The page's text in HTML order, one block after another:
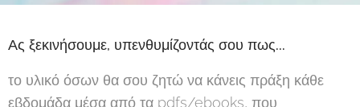
Ας ξεκινήσουμε, υπενθυμίζοντάς σου πως...
το υλικό όσων θα σου ζητώ να κάνεις πράξη κάθε
εβδομάδα μέσα από τα pdfs/ebooks, που